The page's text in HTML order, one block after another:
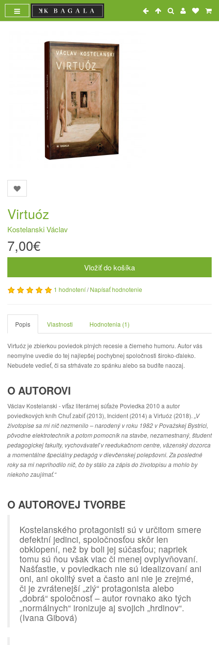
Virtuóz
Kostelanski Václav
7,00€
Vložiť do košíka
1 hodnotení/Napísať hodnotenie
Popis Vlastnosti Hodnotenia (1)
Virtuóz je zbierkou poviedok plných recesie a čierneho humoru. Autor vás
neomylne uvedie do tej najlepšej pochybnej spoločnosti široko-ďaleko.
Nebudete vedieť, či sa strhávate zo spánku alebo sa budíte naozaj.
O AUTOROVI
Václav Kostelanski - víťaz literárnej súťaže Poviedka 2010 a autor
poviedkových kníh Chuť zabiť (2013), Incident (2014) a Virtuóz (2018). „V
životopise sa mi nič nezmenilo – narodený v roku 1982 v Považskej Bystrici,
pôvodne elektrotechnik a potom pomocník na stavbe, nezamestnaný, študent
pedagogickej fakulty, vychovávateľ v reedukačnom centre, väzenský dozorca
a momentálne špeciálny pedagóg v dievčenskej polepšovni. Za posledné
roky sa mi neprihodilo nič, čo by stálo za zápis do životopisu a mohlo by
niekoho zaujímať.“
O AUTOROVEJ TVORBE
Kostelanského protagonisti sú v určitom smere
defektní jedinci, spoločnosťou skôr len
obklopení, než by boli jej súčasťou; napriek
tomu sú ňou však viac či menej ovplyvňovaní.
Našťastie, v poviedkach nie sú idealizovaní ani
oni, ani okolitý svet a často ani nie je zrejmé,
či je zvrátenejší „zlý“ protagonista alebo
„dobrá“ spoločnosť – autor rovnako ako tých
„normálnych“ ironizuje aj svojich „hrdinov“.
(Ivana Gibová)